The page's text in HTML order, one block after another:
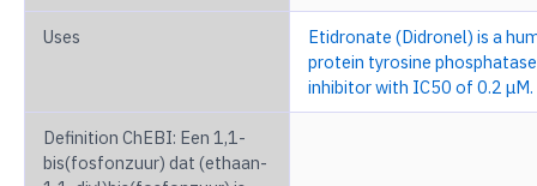
Uses
Etidronate (Didronel) is a
protein tyrosine phosphatase
inhibitor with IC50 of 0.2 μM.
Definition ChEBI: Een 1,1-
bis(fosfonzuur) dat (ethaan-